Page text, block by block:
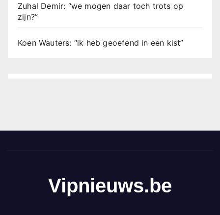
Zuhal Demir: “we mogen daar toch trots op
zijn?”
Koen Wauters: “ik heb geoefend in een kist”
Vipnieuws.be